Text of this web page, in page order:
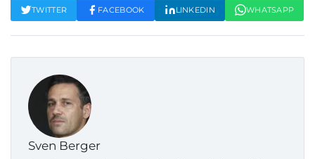
TWITTER FACEBOOK LINKEDIN WHATSAPP
Sven Berger